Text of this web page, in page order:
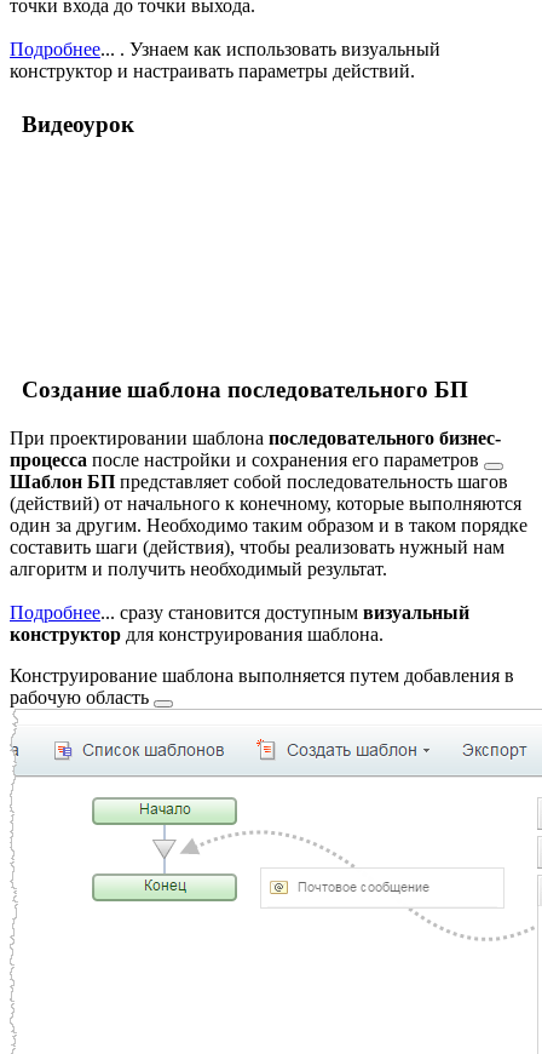
точки входа до точки выхода.
Подробнее... . Узнаем как использовать визуальный
конструктор и настраивать параметры действий.
Видеоурок
Создание шаблона последовательного БП
При проектировании шаблона последовательного бизнес-
процесса после настройки и сохранения его параметров
Шаблон БП представляет собой последовательность шагов
(действий) от начального к конечному, которые выполняются
один за другим. Необходимо таким образом и в таком порядке
составить шаги (действия), чтобы реализовать нужный нам
алгоритм и получить необходимый результат.
Подробнее... сразу становится доступным визуальный
конструктор для конструирования шаблона.
Конструирование шаблона выполняется путем добавления в
рабочую область